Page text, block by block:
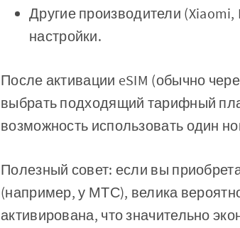
Другие производители
настройки.
После активации eSIM (обычно
выбрать подходящий тарифный
возможность использовать один
Полезный совет: если вы
(например, у МТС), велика
активирована, что значительно